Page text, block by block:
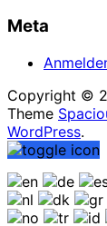
Meta
Copyright ©
Theme
WordPress.